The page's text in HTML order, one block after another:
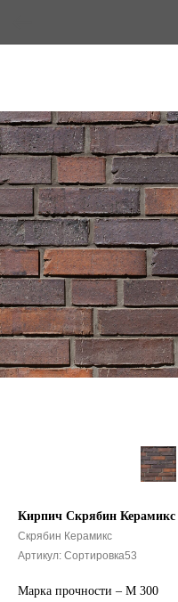
Кирпич Скрябин Керамикс
Скрябин Керамикс
Артикул: Сортировка53
Марка прочности – М 300